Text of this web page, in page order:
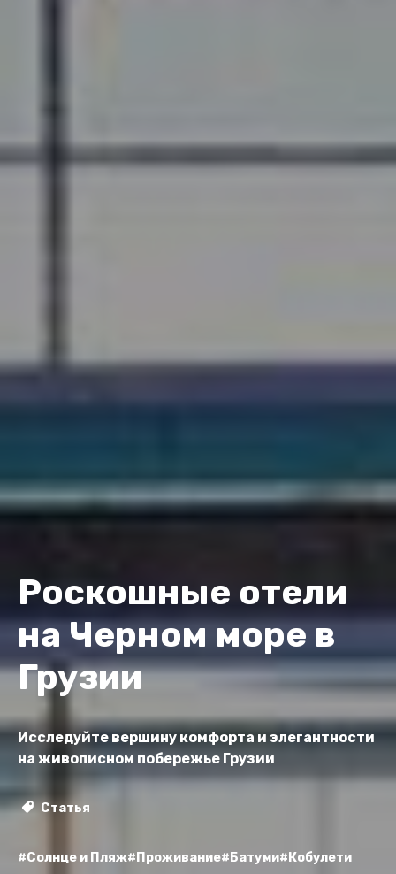
Роскошные отели
на Черном море в
Грузии
Исследуйте вершину комфорта и элегантности
на живописном побережье Грузии
Статья
#Солнце и Пляж#Проживание#Батуми#Кобулети